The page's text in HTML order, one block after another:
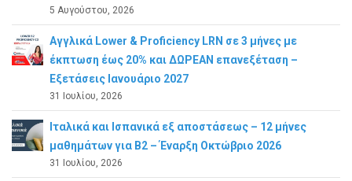
5 Αυγούστου, 2026
Αγγλικά Lower & Proficiency LRN σε 3 μήνες με
έκπτωση έως 20% και ΔΩΡΕΑΝ επανεξέταση –
Εξετάσεις Ιανουάριο 2027
31 Ιουλίου, 2026
Ιταλικά και Ισπανικά εξ αποστάσεως – 12 μήνες
μαθημάτων για B2 – Έναρξη Οκτώβριο 2026
31 Ιουλίου, 2026